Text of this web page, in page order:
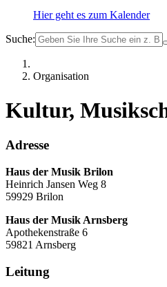
Hier geht es zum Kalender
Suche:
Organisation
Kultur,
Adresse
Haus der Musik Brilon
Heinrich Jansen Weg 8
59929 Brilon
Haus der Musik Arnsberg
Apothekenstraße 6
59821 Arnsberg
Leitung